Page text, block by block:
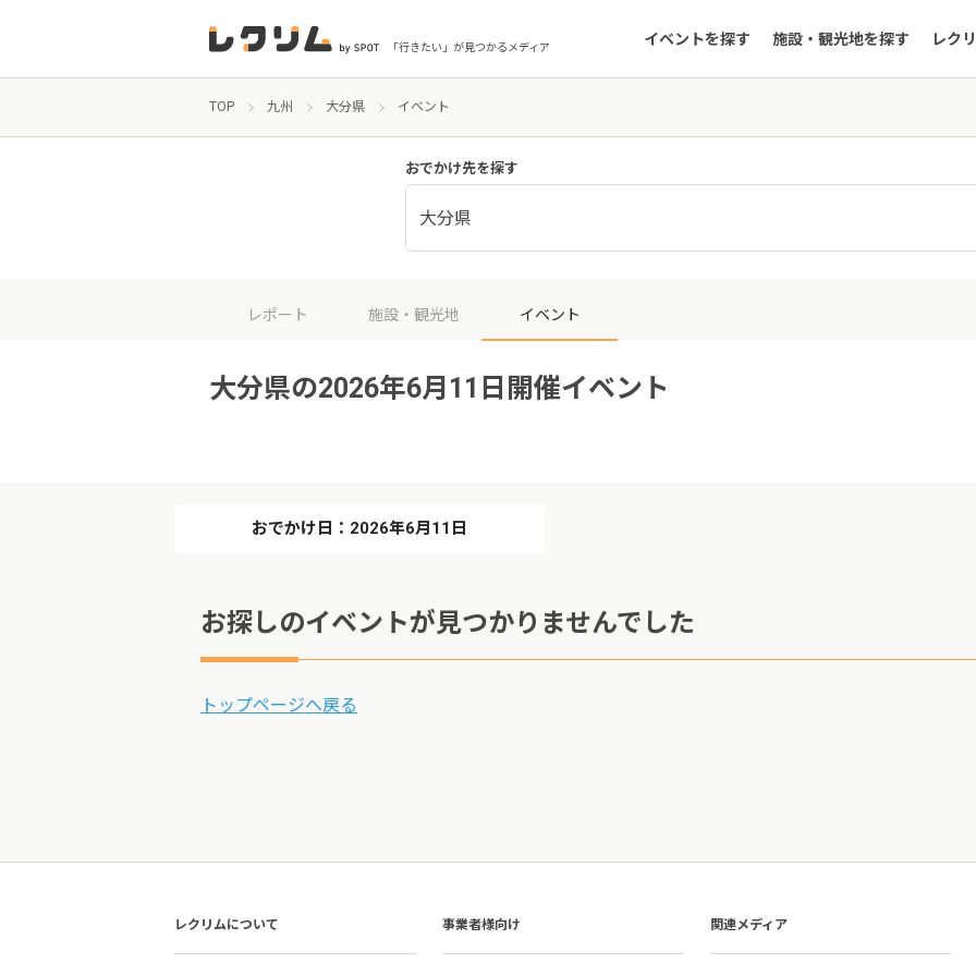
「行きたい」が見つかるメディア イベントを探す 施設・観光地を探す レク
TOP 九州 大分県 イベント
おでかけ先を探す
大分県
レポート 施設・観光地 イベント
大分県の2026年6月11日開催イベント
おでかけ日：2026年6月11日
お探しのイベントが見つかりませんでした
トップページへ戻る
レクリムについて 事業者様向け 関連メディア